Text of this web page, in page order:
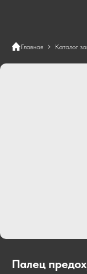
Главная Каталог
Палец